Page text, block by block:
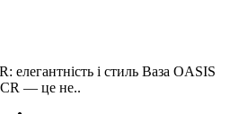
елегантність і стиль Ваза OASIS
— це не..